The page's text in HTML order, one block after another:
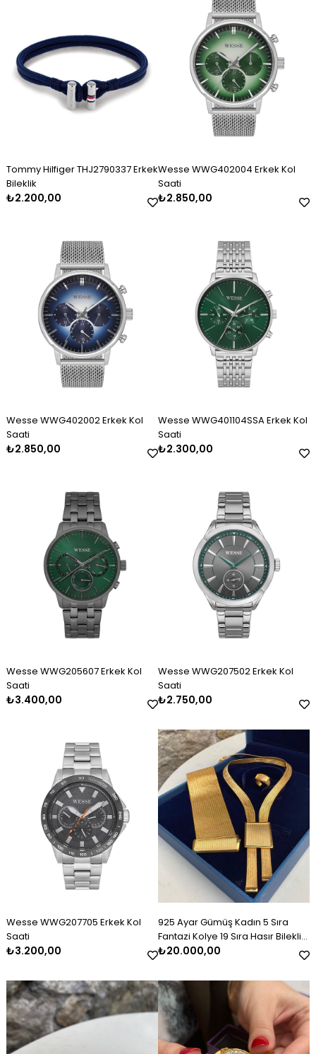
Tommy Hilfiger THJ2790337 Erkek
Bileklik
₺2.200,00
Wesse WWG402004 Erkek Kol
Saati
₺2.850,00
Wesse WWG402002 Erkek Kol
Saati
₺2.850,00
Wesse WWG401104SSA Erkek Kol
Saati
₺2.300,00
Wesse WWG205607 Erkek Kol
Saati
₺3.400,00
Wesse WWG207502 Erkek Kol
Saati
₺2.750,00
Wesse WWG207705 Erkek Kol
Saati
₺3.200,00
925 Ayar Gümüş Kadın 5 Sıra
Fantazi Kolye 19 Sıra Hasır Bileklik
Set Takım
₺20.000,00